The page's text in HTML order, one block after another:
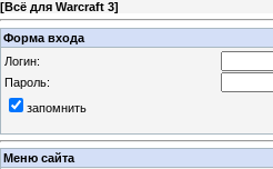
[Всё для Warcraft 3]
Форма входа
Логин:
Пароль:
запомнить
Меню сайта